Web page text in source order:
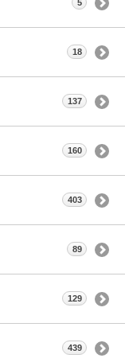
5
18
137
160
403
89
129
439